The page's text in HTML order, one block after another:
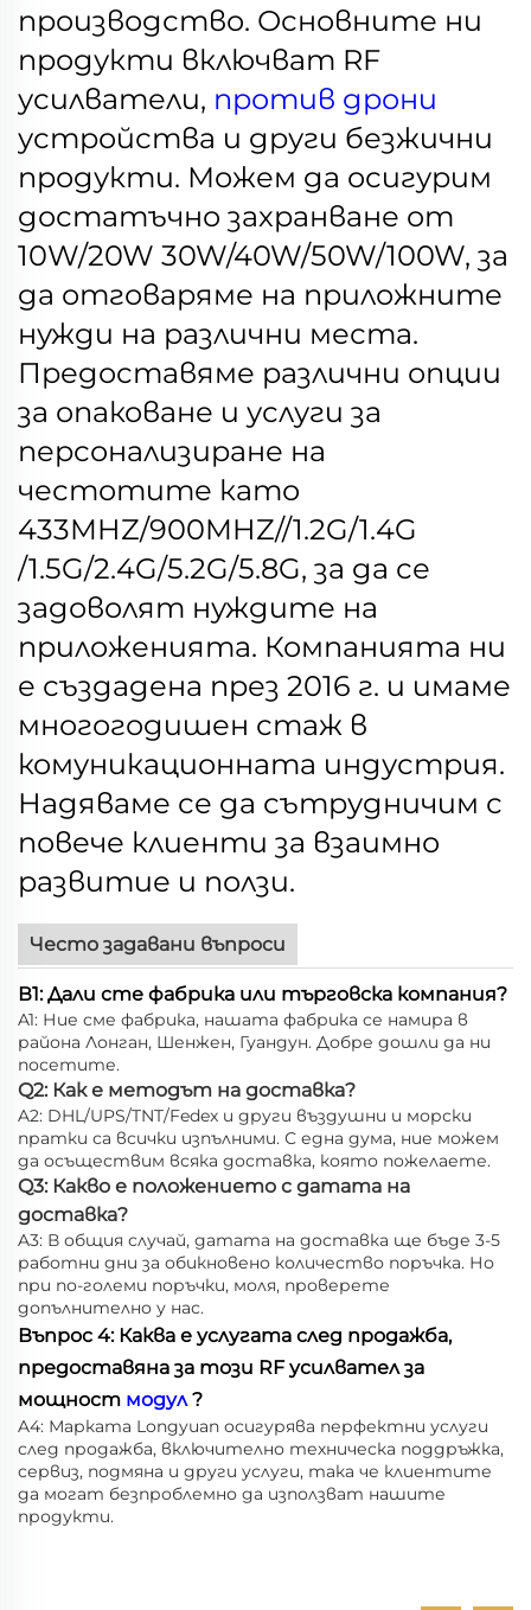
производство. Основните ни
продукти включват RF
усилватели, против дрони
устройства и други безжични
продукти. Можем да осигурим
достатъчно захранване от
10W/20W 30W/40W/50W/100W, за
да отговаряме на приложните
нужди на различни места.
Предоставяме различни опции
за опаковане и услуги за
персонализиране на
честотите като
433MHZ/900MHZ//1.2G/1.4G
/1.5G/2.4G/5.2G/5.8G, за да се
задоволят нуждите на
приложенията. Компанията ни
е създадена през 2016 г. и имаме
многогодишен стаж в
комуникационната индустрия.
Надяваме се да сътрудничим с
повече клиенти за взаимно
развитие и ползи.
Често задавани въпроси
В1: Дали сте фабрика или търговска компания?
A1: Ние сме фабрика, нашата фабрика се намира в
района Лонган, Шенжен, Гуандун. Добре дошли да ни
посетите.
Q2: Как е методът на доставка?
A2: DHL/UPS/TNT/Fedex и други въздушни и морски
пратки са всички изпълними. С една дума, ние можем
да осъществим всяка доставка, която пожелаете.
Q3: Какво е положението с датата на
доставка?
A3: В общия случай, датата на доставка ще бъде 3-5
работни дни за обикновено количество поръчка. Но
при по-големи поръчки, моля, проверете
допълнително у нас.
Въпрос 4: Каква е услугата след продажба,
предоставяна за този RF усилвател за
мощност модул?
A4: Марката Longyuan осигурява перфектни услуги
след продажба, включително техническа поддръжка,
сервиз, подмяна и други услуги, така че клиентите
да могат безпроблемно да използват нашите
продукти.